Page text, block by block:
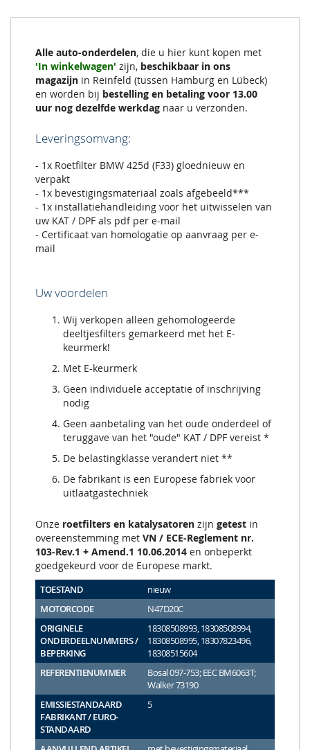
Alle auto-onderdelen, die u hier kunt kopen met
'In winkelwagen' zijn, beschikbaar in ons
magazijn in Reinfeld (tussen Hamburg en Lübeck)
en worden bij bestelling en betaling voor 13.00
uur nog dezelfde werkdag naar u verzonden.
Leveringsomvang:
- 1x Roetfilter BMW 425d (F33) gloednieuw en
verpakt
- 1x bevestigingsmateriaal zoals afgebeeld***
- 1x installatiehandleiding voor het uitwisselen van
uw KAT / DPF als pdf per e-mail
- Certificaat van homologatie op aanvraag per e-
mail
Uw voordelen
Wij verkopen alleen gehomologeerde
deeltjesfilters gemarkeerd met het E-
keurmerk!
Met E-keurmerk
Geen individuele acceptatie of inschrijving
nodig
Geen aanbetaling van het oude onderdeel of
teruggave van het "oude" KAT / DPF vereist *
De belastingklasse verandert niet **
De fabrikant is een Europese fabriek voor
uitlaatgastechniek
Onze roetfilters en katalysatoren zijn getest in
overeenstemming met VN / ECE-Reglement nr.
103-Rev.1 + Amend.1 10.06.2014 en onbeperkt
goedgekeurd voor de Europese markt.
TOESTAND
nieuw
MOTORCODE
N47D20C
ORIGINELE
ONDERDEELNUMMERS /
BEPERKING
18308508993, 18308508994,
18308508995, 18307823496,
18308515604
REFERENTIENUMMER
Bosal 097-753; EEC BM6063T;
Walker 73190
EMISSIESTANDAARD
FABRIKANT / EURO-
STANDAARD
5